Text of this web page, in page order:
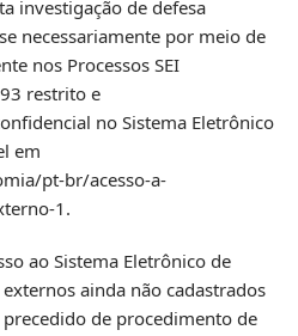
investigação de defesa
necessariamente por meio de
nos Processos SEI
restrito e
no Sistema Eletrônico
em
pt-br/acesso-a-
1.
ao Sistema Eletrônico de
ainda não cadastrados
de procedimento de